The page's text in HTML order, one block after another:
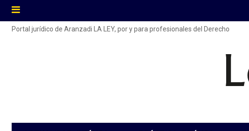
Portal jurídico de Aranzadi LA LEY, por y para profesionales del Derecho